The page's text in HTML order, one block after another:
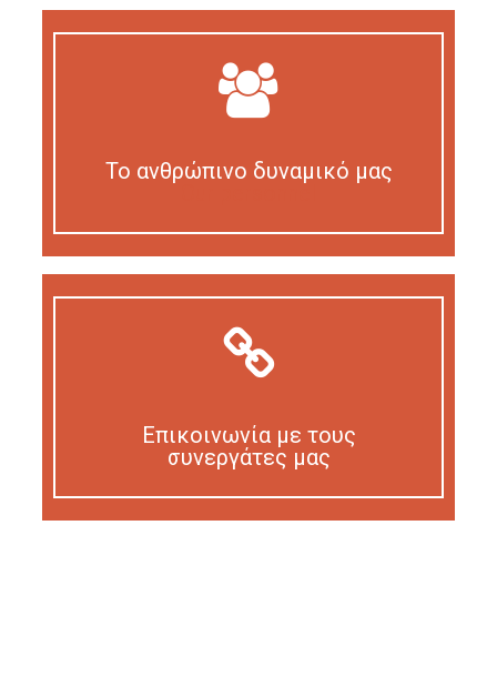
Το ανθρώπινο δυναμικό μας
Επικοινωνία με τους
συνεργάτες μας